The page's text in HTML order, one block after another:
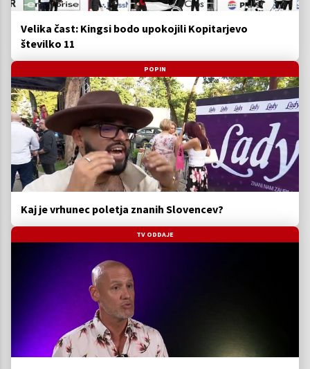
Velika čast: Kingsi bodo upokojili Kopitarjevo
številko 11
POPIN
Kaj je vrhunec poletja znanih Slovencev?
TV ODDAJE